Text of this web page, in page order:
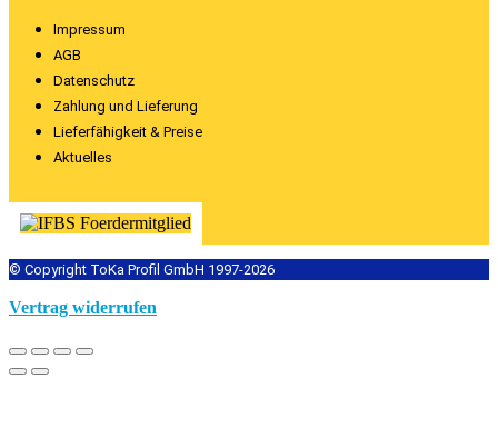
Impressum
AGB
Datenschutz
Zahlung und Lieferung
Lieferfähigkeit & Preise
Aktuelles
© Copyright ToKa Profil GmbH 1997-2026
Vertrag widerrufen